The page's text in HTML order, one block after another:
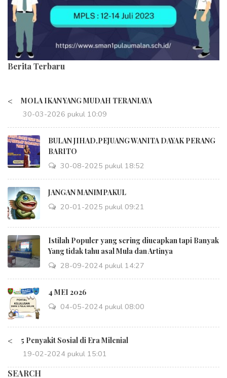
Berita Terbaru
< MOLA IKAN YANG MUDAH TERANIAYA
30-03-2026 pukul 10:09
BULAN JIHAD,PEJUANG WANITA DAYAK PERANG
BARITO
30-08-2025 pukul 18:52
JANGAN MANIMPAKUL
20-01-2025 pukul 09:21
Istilah Populer yang sering diucapkan tapi Banyak
Yang tidak tahu asal Mula dan Artinya
28-09-2024 pukul 14:27
4 MEI 2026
04-05-2024 pukul 08:00
< 5 Penyakit Sosial di Era Milenial
19-02-2024 pukul 15:01
SEARCH